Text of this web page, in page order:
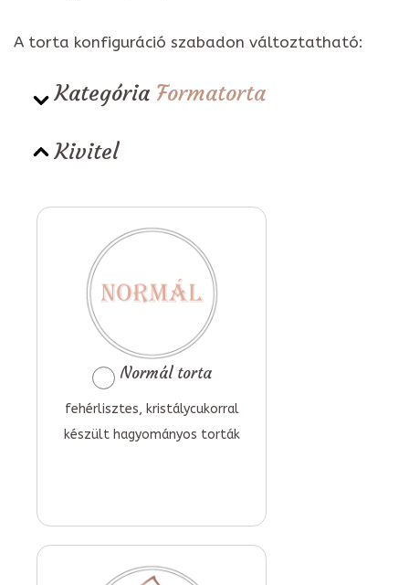
A torta konfiguráció szabadon változtatható:
Kategória Formatorta
Kivitel
Normál torta
fehérlisztes, kristálycukorral
készült hagyományos torták